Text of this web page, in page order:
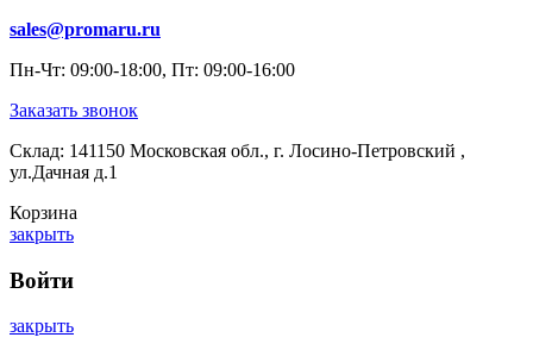
sales@promaru.ru
Пн-Чт: 09:00-18:00, Пт: 09:00-16:00
Заказать звонок
Склад: 141150 Московская обл., г. Лосино-Петровский ,
ул.Дачная д.1
Корзина
закрыть
Войти
закрыть